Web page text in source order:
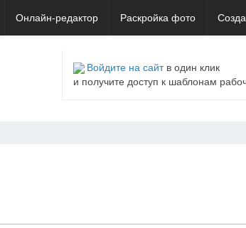
Онлайн-редактор Раскройка фото
Войдите на сайтв один клик
и получите доступ к шаблонам